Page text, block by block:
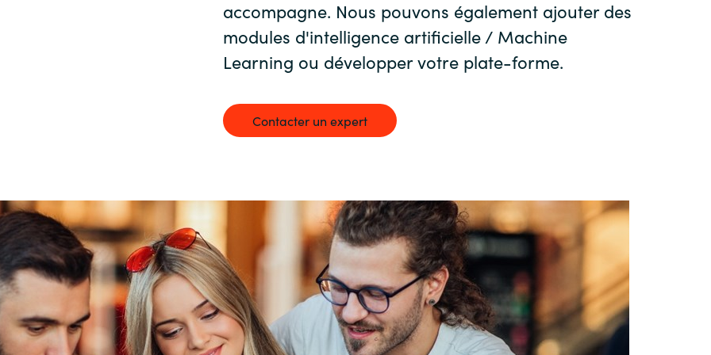
Hungary
Indonesia
Norway
Oman
Poland
Portugal
Romania
Serbia
Singapore
Spain
accompagne. Nous pouvons également ajouter des
modules d'intelligence artificielle / Machine
Learning ou développer votre plate-forme.
Contacter un expert